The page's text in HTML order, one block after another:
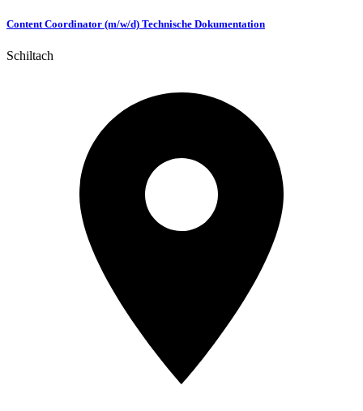
Content Coordinator (m/w/d) Technische Dokumentation
Schiltach